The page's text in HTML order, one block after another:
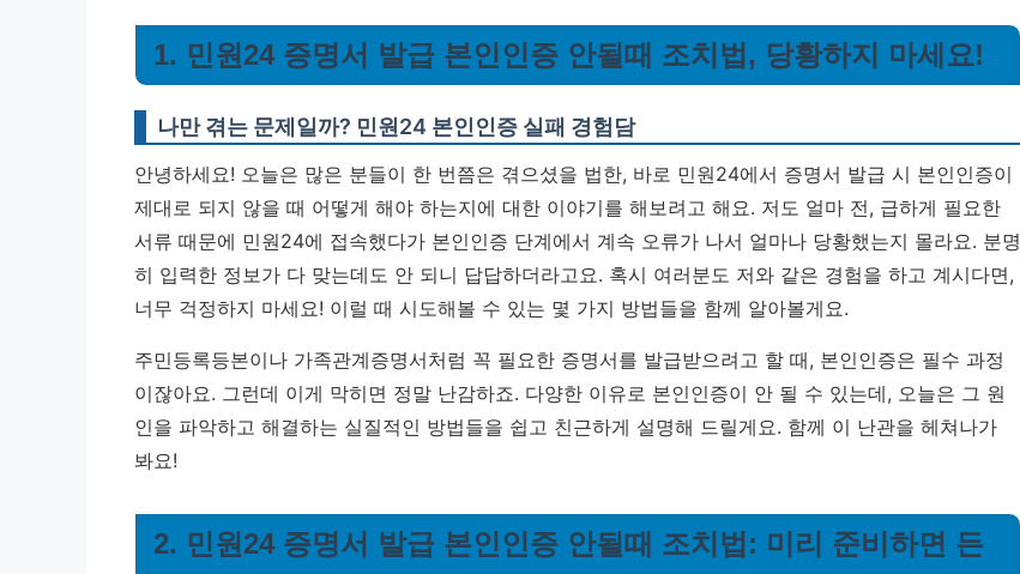
1. 민원24 증명서 발급 본인인증 안될때 조치법, 당황하지 마세요!
나만 겪는 문제일까? 민원24 본인인증 실패 경험담
안녕하세요! 오늘은 많은 분들이 한 번쯤은 겪으셨을 법한, 바로 민원24에서 증명서 발급 시 본인인증이
제대로 되지 않을 때 어떻게 해야 하는지에 대한 이야기를 해보려고 해요. 저도 얼마 전, 급하게 필요한
서류 때문에 민원24에 접속했다가 본인인증 단계에서 계속 오류가 나서 얼마나 당황했는지 몰라요. 분명
히 입력한 정보가 다 맞는데도 안 되니 답답하더라고요. 혹시 여러분도 저와 같은 경험을 하고 계시다면,
너무 걱정하지 마세요! 이럴 때 시도해볼 수 있는 몇 가지 방법들을 함께 알아볼게요.
주민등록등본이나 가족관계증명서처럼 꼭 필요한 증명서를 발급받으려고 할 때, 본인인증은 필수 과정
이잖아요. 그런데 이게 막히면 정말 난감하죠. 다양한 이유로 본인인증이 안 될 수 있는데, 오늘은 그 원
인을 파악하고 해결하는 실질적인 방법들을 쉽고 친근하게 설명해 드릴게요. 함께 이 난관을 헤쳐나가
봐요!
2. 민원24 증명서 발급 본인인증 안될때 조치법: 미리 준비하면 든